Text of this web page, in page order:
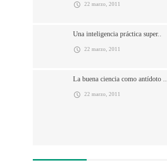
22 marzo, 2011
Una inteligencia práctica super..
22 marzo, 2011
La buena ciencia como antídoto ..
22 marzo, 2011